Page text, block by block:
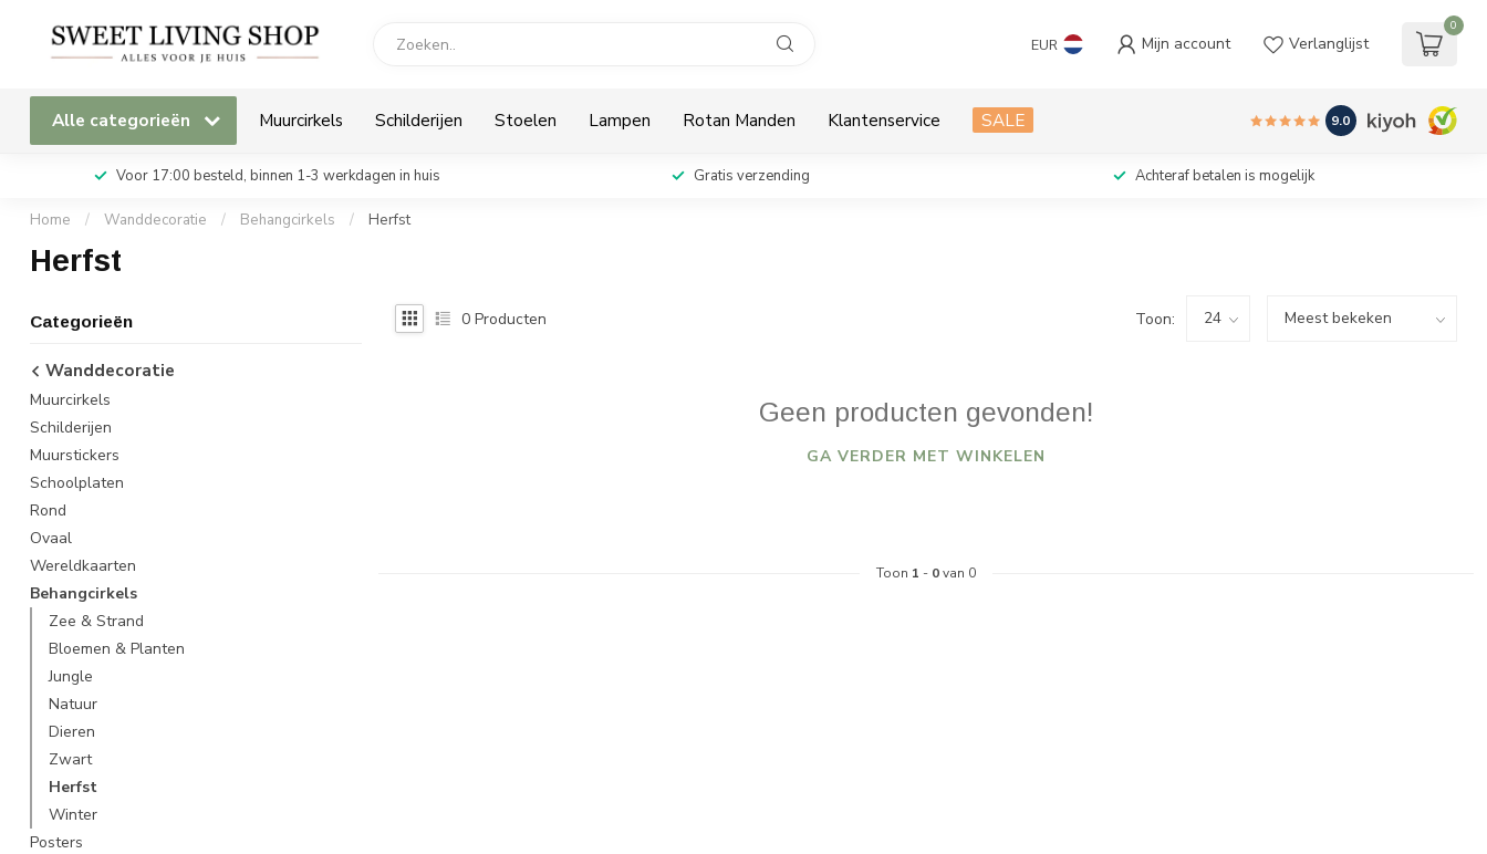
EUR Mijn account Verlanglijst
0
Alle categorieën Muurcirkels Schilderijen Stoelen Lampen Rotan Manden Klantenservice SALE 9.0
Voor 17:00 besteld, binnen 1-3 werkdagen in huis Gratis verzending Achteraf betalen is mogelijk
Home / Wanddecoratie / Behangcirkels / Herfst
Herfst
Categorieën
Wanddecoratie
Muurcirkels
Schilderijen
Muurstickers
Schoolplaten
Rond
Ovaal
Wereldkaarten
Behangcirkels
Zee & Strand
Bloemen & Planten
Jungle
Natuur
Dieren
Zwart
Herfst
Winter
Posters
0 Producten Toon:
Geen producten gevonden!
GA VERDER MET WINKELEN
Toon 1 - 0van 0